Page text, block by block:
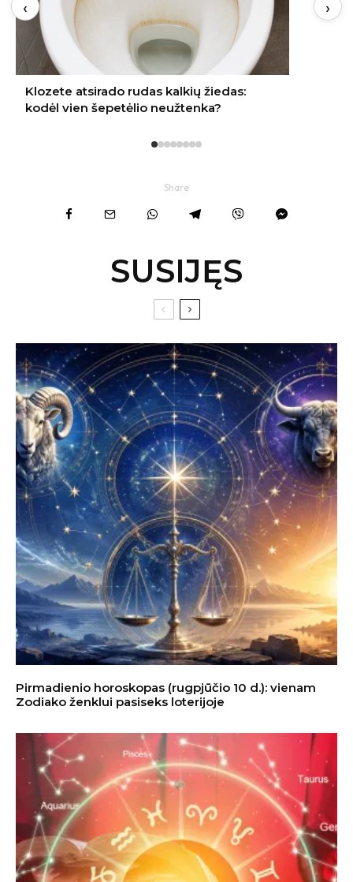
‹ ›
Share
SUSIJĘS
Pirmadienio horoskopas (rugpjūčio 10 d.): vienam
Zodiako ženklui pasiseks loterijoje